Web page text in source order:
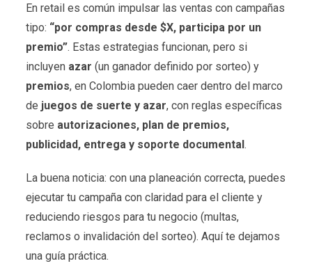
En retail es común impulsar las ventas con campañas
tipo: “por compras desde $X, participa por un
premio”. Estas estrategias funcionan, pero si
incluyen azar (un ganador definido por sorteo) y
premios, en Colombia pueden caer dentro del marco
de juegos de suerte y azar, con reglas específicas
sobre autorizaciones, plan de premios,
publicidad, entrega y soporte documental.
La buena noticia: con una planeación correcta, puedes
ejecutar tu campaña con claridad para el cliente y
reduciendo riesgos para tu negocio (multas,
reclamos o invalidación del sorteo). Aquí te dejamos
una guía práctica.